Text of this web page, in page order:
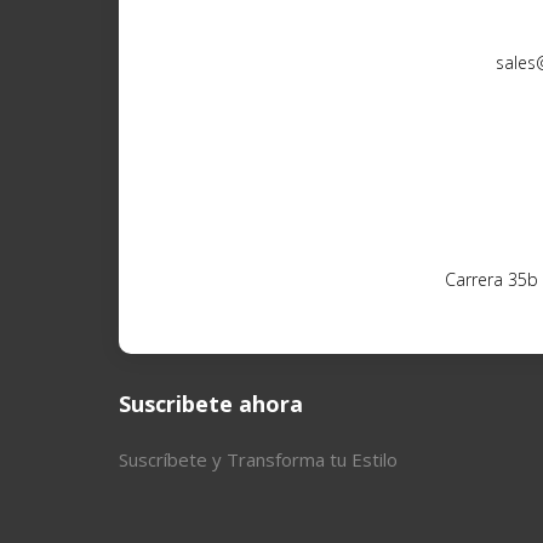
Carrera
Suscribete ahora
Suscríbete y Transforma tu Estilo